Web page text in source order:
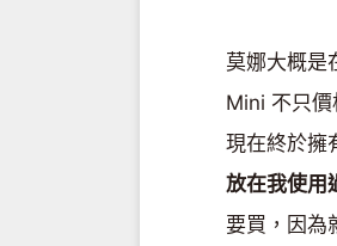
莫娜大概是
Mini 不只價
現在終於擁
放在我使用
要買，因為